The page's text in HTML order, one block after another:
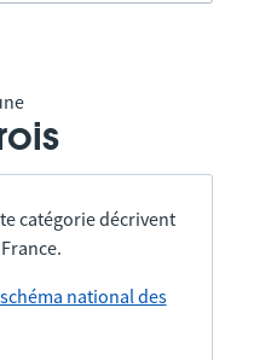
catégorie décrivent
schéma national des